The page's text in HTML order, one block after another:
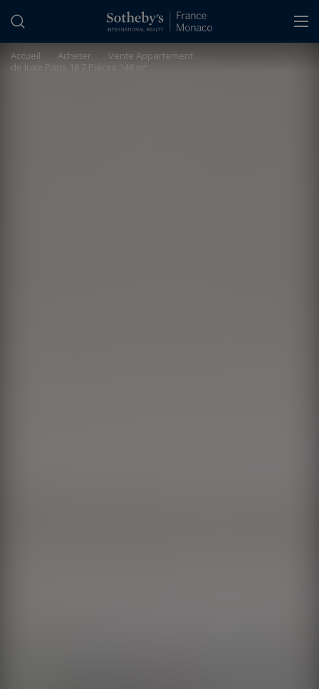
Accueil Acheter
Vente Appartement
de luxe Paris 16 7 Pièces 146 m²